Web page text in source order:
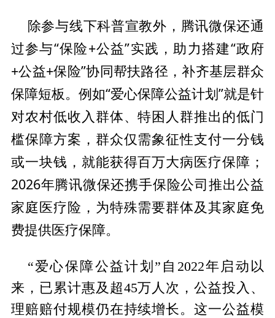
除参与线下科普宣教外，腾讯微保还通
过参与“保险+公益”实践，助力搭建“政府
+公益+保险”协同帮扶路径，补齐基层群众
保障短板。例如“爱心保障公益计划”就是针
对农村低收入群体、特困人群推出的低门
槛保障方案，群众仅需象征性支付一分钱
或一块钱，就能获得百万大病医疗保障；
2026年腾讯微保还携手保险公司推出公益
家庭医疗险，为特殊需要群体及其家庭免
费提供医疗保障。
“爱心保障公益计划”自2022年启动以
来，已累计惠及超45万人次，公益投入、
理赔赔付规模仍在持续增长。这一公益模